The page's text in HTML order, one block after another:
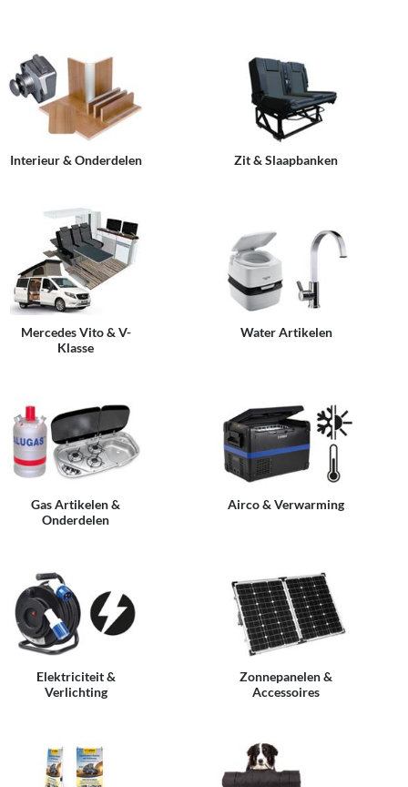
Interieur & Onderdelen Zit & Slaapbanken
Mercedes Vito & V-
Klasse
Water Artikelen
Gas Artikelen &
Onderdelen
Airco & Verwarming
Elektriciteit &
Verlichting
Zonnepanelen &
Accessoires